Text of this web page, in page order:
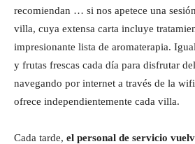
recomiendan … si nos apetece una
villa, cuya extensa carta incluye
impresionante lista de aromaterapia.
y frutas frescas cada día para disfrutar
navegando por internet a través de la
ofrece independientemente cada villa.
Cada tarde, el personal de servicio